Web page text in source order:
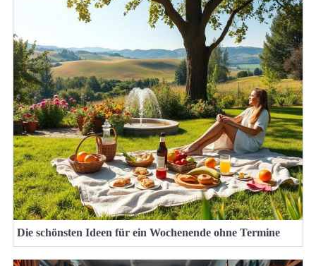
Die schönsten Ideen für ein Wochenende ohne Termine